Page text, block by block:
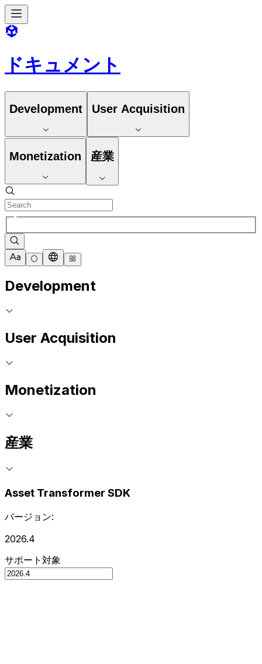
ドキュメント
Development User Acquisition
Monetization 産業
Development
User Acquisition
Monetization
産業
Asset Transformer SDK
バージョン:
2026.4
サポート対象